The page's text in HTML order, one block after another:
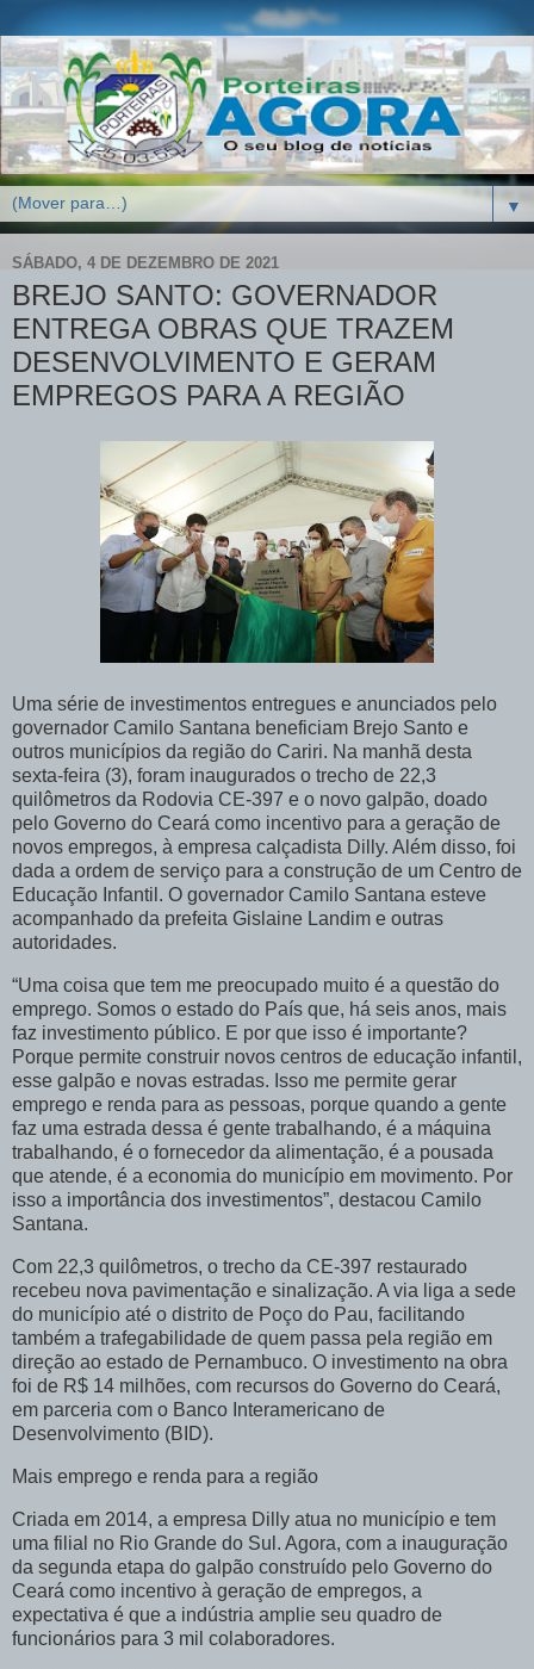
▼
SÁBADO, 4 DE DEZEMBRO DE 2021
BREJO SANTO: GOVERNADOR
ENTREGA OBRAS QUE TRAZEM
DESENVOLVIMENTO E GERAM
EMPREGOS PARA A REGIÃO
Uma série de investimentos entregues e anunciados pelo
governador Camilo Santana beneficiam Brejo Santo e
outros municípios da região do Cariri. Na manhã desta
sexta-feira (3), foram inaugurados o trecho de 22,3
quilômetros da Rodovia CE-397 e o novo galpão, doado
pelo Governo do Ceará como incentivo para a geração de
novos empregos, à empresa calçadista Dilly. Além disso, foi
dada a ordem de serviço para a construção de um Centro de
Educação Infantil. O governador Camilo Santana esteve
acompanhado da prefeita Gislaine Landim e outras
autoridades.
“Uma coisa que tem me preocupado muito é a questão do
emprego. Somos o estado do País que, há seis anos, mais
faz investimento público. E por que isso é importante?
Porque permite construir novos centros de educação infantil,
esse galpão e novas estradas. Isso me permite gerar
emprego e renda para as pessoas, porque quando a gente
faz uma estrada dessa é gente trabalhando, é a máquina
trabalhando, é o fornecedor da alimentação, é a pousada
que atende, é a economia do município em movimento. Por
isso a importância dos investimentos”, destacou Camilo
Santana.
Com 22,3 quilômetros, o trecho da CE-397 restaurado
recebeu nova pavimentação e sinalização. A via liga a sede
do município até o distrito de Poço do Pau, facilitando
também a trafegabilidade de quem passa pela região em
direção ao estado de Pernambuco. O investimento na obra
foi de R$ 14 milhões, com recursos do Governo do Ceará,
em parceria com o Banco Interamericano de
Desenvolvimento (BID).
Mais emprego e renda para a região
Criada em 2014, a empresa Dilly atua no município e tem
uma filial no Rio Grande do Sul. Agora, com a inauguração
da segunda etapa do galpão construído pelo Governo do
Ceará como incentivo à geração de empregos, a
expectativa é que a indústria amplie seu quadro de
funcionários para 3 mil colaboradores.